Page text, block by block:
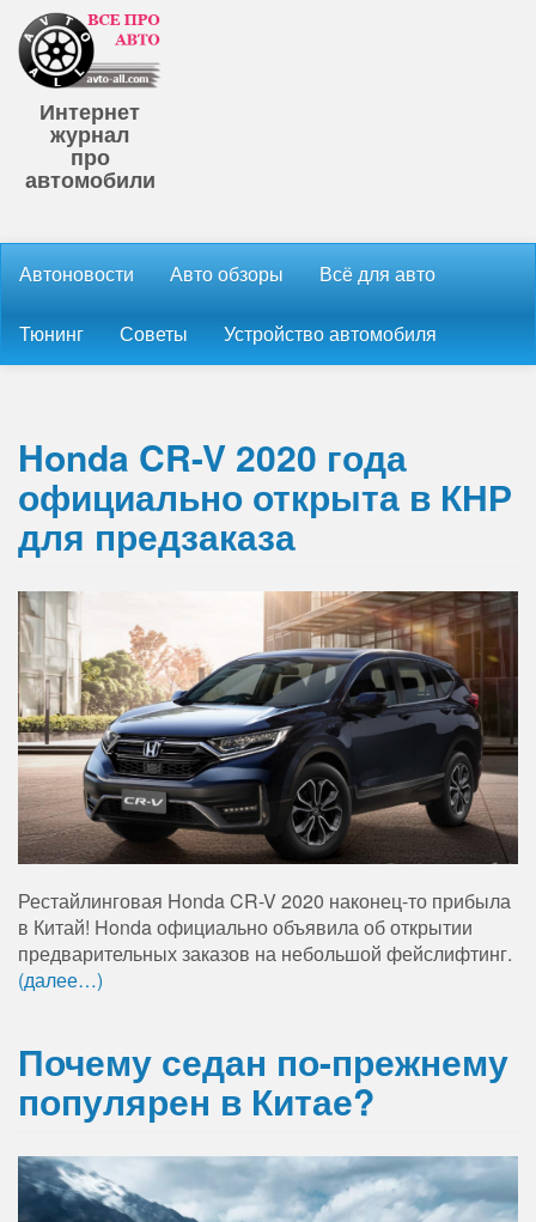
Интернет
журнал
про
автомобили
Автоновости Авто обзоры Всё для авто
Тюнинг Советы Устройство автомобиля
Honda CR-V 2020 года
официально открыта в КНР
для предзаказа
Рестайлинговая Honda CR-V 2020 наконец-то прибыла
в Китай! Honda официально объявила об открытии
предварительных заказов на небольшой фейслифтинг.
(далее…)
Почему седан по-прежнему
популярен в Китае?